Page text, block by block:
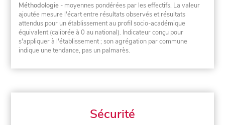
Méthodologie - moyennes pondérées par les effectifs. La valeur
ajoutée mesure l'écart entre résultats observés et résultats
attendus pour un établissement au profil socio-académique
équivalent (calibrée à 0 au national). Indicateur conçu pour
s'appliquer à l'établissement ; son agrégation par commune
indique une tendance, pas un palmarès.
Sécurité